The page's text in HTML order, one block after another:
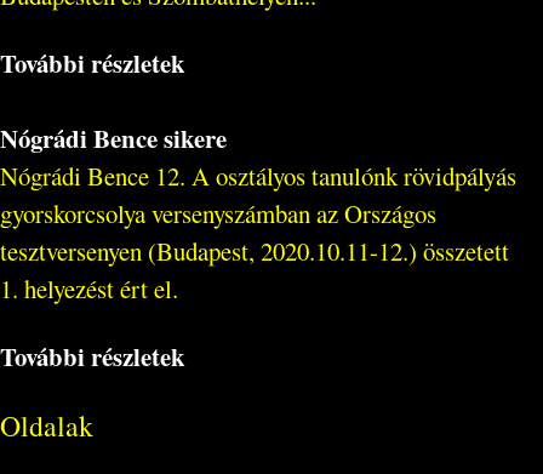
További részletek
Nógrádi Bence sikere
Nógrádi Bence 12. A osztályos tanulónk rövidpályás
gyorskorcsolya versenyszámban az Országos
tesztversenyen (Budapest, 2020.10.11-12.) összetett
1. helyezést ért el.
További részletek
Oldalak